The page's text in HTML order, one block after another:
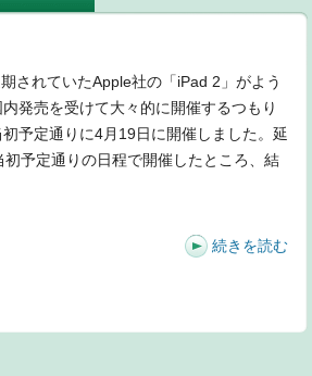
されていたApple社の「iPad 2」がよう
発売を受けて大々的に開催するつもり
予定通りに4月19日に開催しました。延
予定通りの日程で開催したところ、結
続きを読む